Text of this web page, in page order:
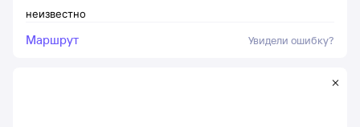
неизвестно
Маршрут Увидели ошибку?